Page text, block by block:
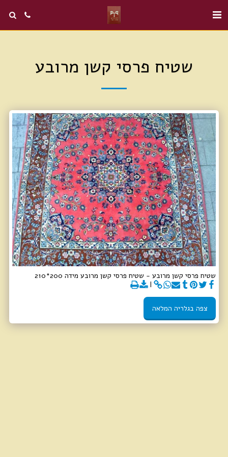
שטיח פרסי קשן מרובע
שטיח פרסי קשן מרובע - שטיח פרסי קשן מרובע מידה 200*210
צפה בגלריה המלאה